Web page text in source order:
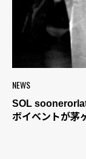
NEWS
SOL
ボイベントが茅